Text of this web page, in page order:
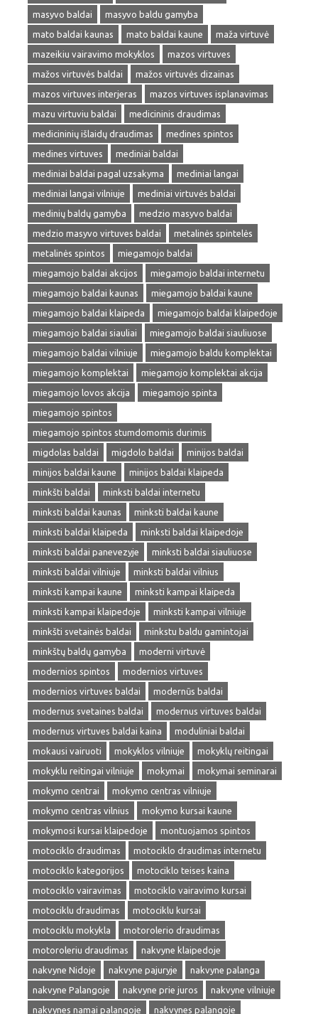
masyvo baldai
masyvo baldu gamyba
mato baldai kaunas
mato baldai kaune
maža virtuvė
mazeikiu vairavimo mokyklos
mazos virtuves
mažos virtuvės baldai
mažos virtuvės dizainas
mazos virtuves interjeras
mazos virtuves isplanavimas
mazu virtuviu baldai
medicininis draudimas
medicininių išlaidų draudimas
medines spintos
medines virtuves
mediniai baldai
mediniai baldai pagal uzsakyma
mediniai langai
mediniai langai vilniuje
mediniai virtuvės baldai
medinių baldų gamyba
medzio masyvo baldai
medzio masyvo virtuves baldai
metalinės spintelės
metalinės spintos
miegamojo baldai
miegamojo baldai akcijos
miegamojo baldai internetu
miegamojo baldai kaunas
miegamojo baldai kaune
miegamojo baldai klaipeda
miegamojo baldai klaipedoje
miegamojo baldai siauliai
miegamojo baldai siauliuose
miegamojo baldai vilniuje
miegamojo baldu komplektai
miegamojo komplektai
miegamojo komplektai akcija
miegamojo lovos akcija
miegamojo spinta
miegamojo spintos
miegamojo spintos stumdomomis durimis
migdolas baldai
migdolo baldai
minijos baldai
minijos baldai kaune
minijos baldai klaipeda
minkšti baldai
minksti baldai internetu
minksti baldai kaunas
minksti baldai kaune
minksti baldai klaipeda
minksti baldai klaipedoje
minksti baldai panevezyje
minksti baldai siauliuose
minksti baldai vilniuje
minksti baldai vilnius
minksti kampai kaune
minksti kampai klaipeda
minksti kampai klaipedoje
minksti kampai vilniuje
minkšti svetainės baldai
minkstu baldu gamintojai
minkštų baldų gamyba
moderni virtuvė
modernios spintos
modernios virtuves
modernios virtuves baldai
modernūs baldai
modernus svetaines baldai
modernus virtuves baldai
modernus virtuves baldai kaina
moduliniai baldai
mokausi vairuoti
mokyklos vilniuje
mokyklų reitingai
mokyklu reitingai vilniuje
mokymai
mokymai seminarai
mokymo centrai
mokymo centras vilniuje
mokymo centras vilnius
mokymo kursai kaune
mokymosi kursai klaipedoje
montuojamos spintos
motociklo draudimas
motociklo draudimas internetu
motociklo kategorijos
motociklo teises kaina
motociklo vairavimas
motociklo vairavimo kursai
motociklu draudimas
motociklu kursai
motociklu mokykla
motorolerio draudimas
motoroleriu draudimas
nakvyne klaipedoje
nakvyne Nidoje
nakvyne pajuryje
nakvyne palanga
nakvyne Palangoje
nakvyne prie juros
nakvyne vilniuje
nakvynes namai palangoje
nakvynes palangoje